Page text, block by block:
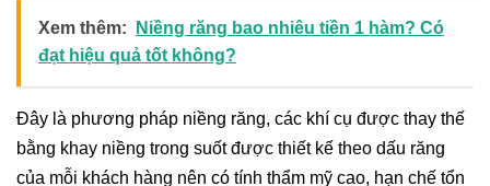
Xem thêm:
Niềng răng bao nhiêu tiền 1 hàm? Có
đạt hiệu quả tốt không?
Đây là phương pháp niềng răng, các khí cụ được thay thế
bằng khay niềng trong suốt được thiết kế theo dấu răng
của mỗi khách hàng nên có tính thẩm mỹ cao, hạn chế tổn